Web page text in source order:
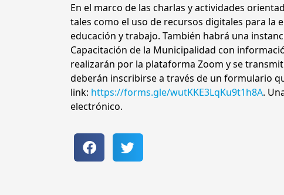
En el marco de las charlas y actividades
tales como el uso de recursos digitales para la
educación y trabajo. También habrá una
Capacitación de la Municipalidad con
realizarán por la plataforma Zoom y se
deberán inscribirse a través de un formulario
link: https://forms.gle/wutKKE3LqKu9t1h8A.
electrónico.